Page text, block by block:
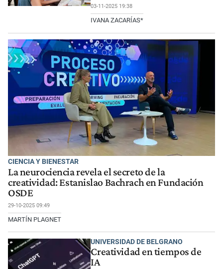
03-11-2025 19:38
IVANA ZACARÍAS*
CIENCIA Y BIENESTAR
La neurociencia revela el secreto de la
creatividad: Estanislao Bachrach en Fundación
OSDE
29-10-2025 09:49
MARTÍN PLAGNET
UNIVERSIDAD DE BELGRANO
Creatividad en tiempos de
IA